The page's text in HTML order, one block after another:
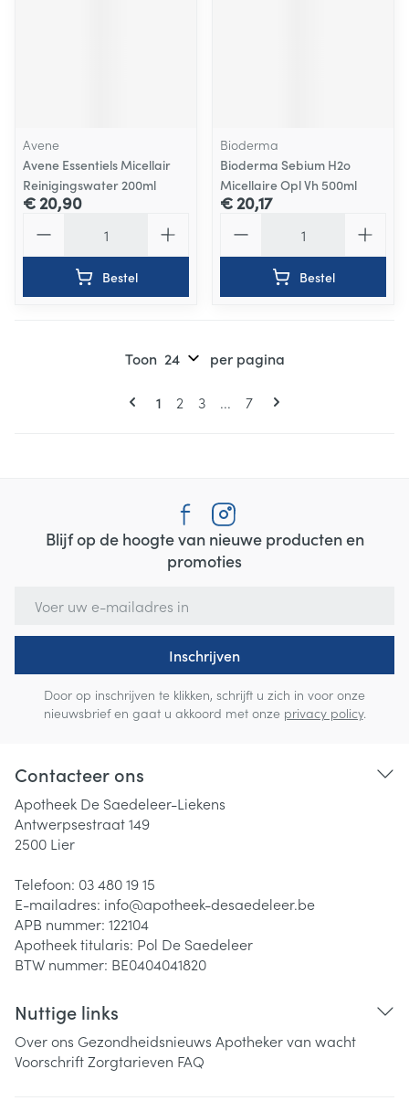
Avene
Avene Essentiels Micellair
Reinigingswater 200ml
€ 20,90
Bestel
Bioderma
Bioderma Sebium H2o
Micellaire Opl Vh 500ml
€ 20,17
Bestel
Pagina's
U lees momenteel pagina
1 Pagina
2 Pagina
3 ... Pagina
7
Toon per pagina
Blijf op de hoogte van nieuwe producten en
promoties
Inschrijven
Door op inschrijven te klikken, schrijft u zich in voor onze
nieuwsbrief en gaat u akkoord met onze privacy policy.
Contacteer ons
Apotheek De Saedeleer-Liekens
Antwerpsestraat 149
2500 Lier
Telefoon: 03 480 19 15
E-mailadres: info@apotheek-desaedeleer.be
APB nummer: 122104
Apotheek titularis: Pol De Saedeleer
BTW nummer: BE0404041820
Nuttige links
Over ons Gezondheidsnieuws Apotheker van wacht
VoorschriftZorgtarieven FAQ